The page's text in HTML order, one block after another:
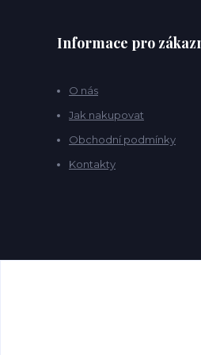
Informace pro
O nás
Jak nakupovat
Obchodní podmínky
Kontakty